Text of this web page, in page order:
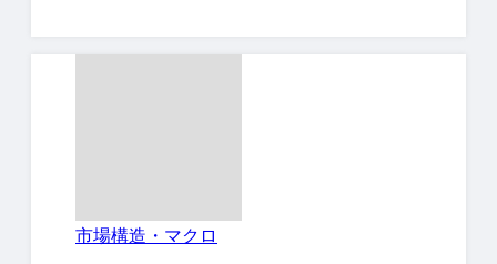
市場構造・マクロ